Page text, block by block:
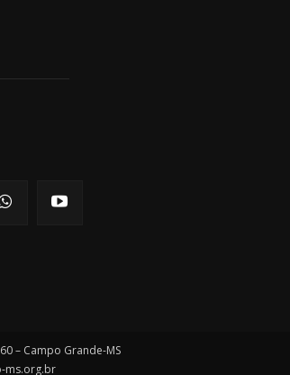
– Campo Grande-MS
ms.org.br